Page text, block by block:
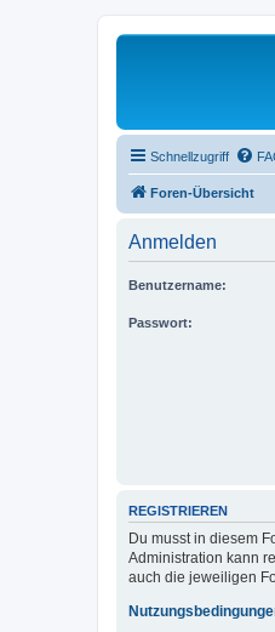
Schnellzugriff
Foren-Übersicht
Anmelden
Benutzername:
Passwort:
REGISTRIEREN
Du musst in diesem
Administration kann
auch die jeweiligen